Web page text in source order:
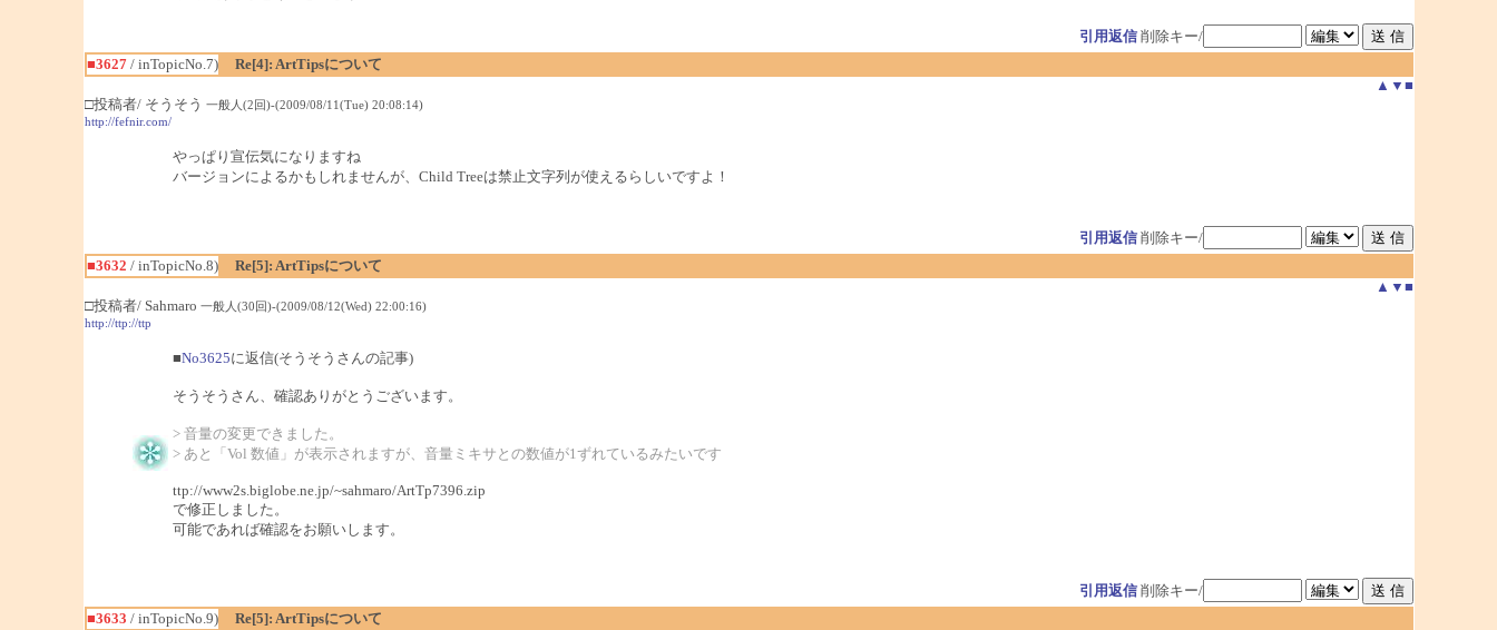
引用返信 削除キー/
■3627/ inTopicNo.7)
Re[4]: ArtTipsについて
▲ ▼ ■
□投稿者/ そうそう 一般人(2回)-(2009/08/11(Tue) 20:08:14)
http://fefnir.com/
やっぱり宣伝気になりますね
バージョンによるかもしれませんが、Child Treeは禁止文字列が使えるらしいですよ！
引用返信 削除キー/
■3632 / inTopicNo.8)
Re[5]: ArtTipsについて
▲ ▼ ■
□投稿者/ Sahmaro 一般人(30回)-(2009/08/12(Wed) 22:00:16)
http://ttp://ttp
■No3625に返信(そうそうさんの記事)
そうそうさん、確認ありがとうございます。
> 音量の変更できました。
> あと「Vol 数値」が表示されますが、音量ミキサとの数値が1ずれているみたいです
ttp://www2s.biglobe.ne.jp/~sahmaro/ArtTp7396.zip
で修正しました。
可能であれば確認をお願いします。
引用返信 削除キー/
■3633 / inTopicNo.9)
Re[5]: ArtTipsについて